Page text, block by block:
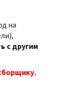
на
с другим